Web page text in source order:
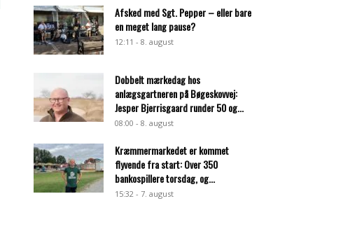
Afsked med Sgt. Pepper – eller bare
en meget lang pause?
12:11 - 8. august
Dobbelt mærkedag hos
anlægsgartneren på Bøgeskovvej:
Jesper Bjerrisgaard runder 50 og...
08:00 - 8. august
Kræmmermarkedet er kommet
flyvende fra start: Over 350
bankospillere torsdag, og...
15:32 - 7. august